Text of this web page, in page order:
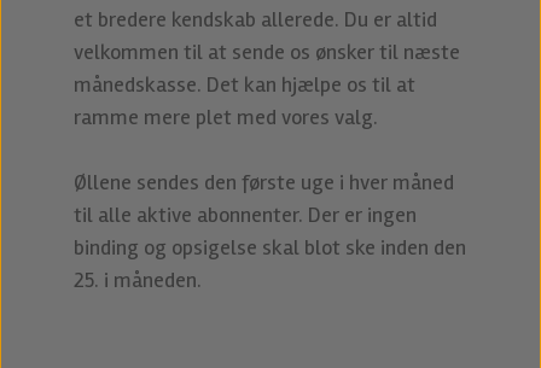
et bredere kendskab allerede. Du er altid
velkommen til at sende os ønsker til næste
månedskasse. Det kan hjælpe os til at
ramme mere plet med vores valg.
Øllene sendes den første uge i hver måned
til alle aktive abonnenter. Der er ingen
binding og opsigelse skal blot ske inden den
25. i måneden.